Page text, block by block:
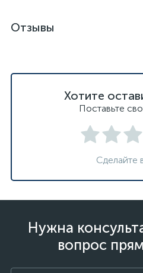
Отзывы
Хотите
Поставьте
Сделайте
Нужна
вопрос